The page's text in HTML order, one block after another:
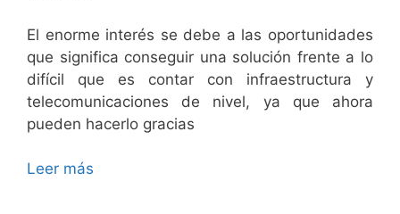
El enorme interés se debe a las oportunidades
que significa conseguir una solución frente a lo
difícil que es contar con infraestructura y
telecomunicaciones de nivel, ya que ahora
pueden hacerlo gracias
Leer más